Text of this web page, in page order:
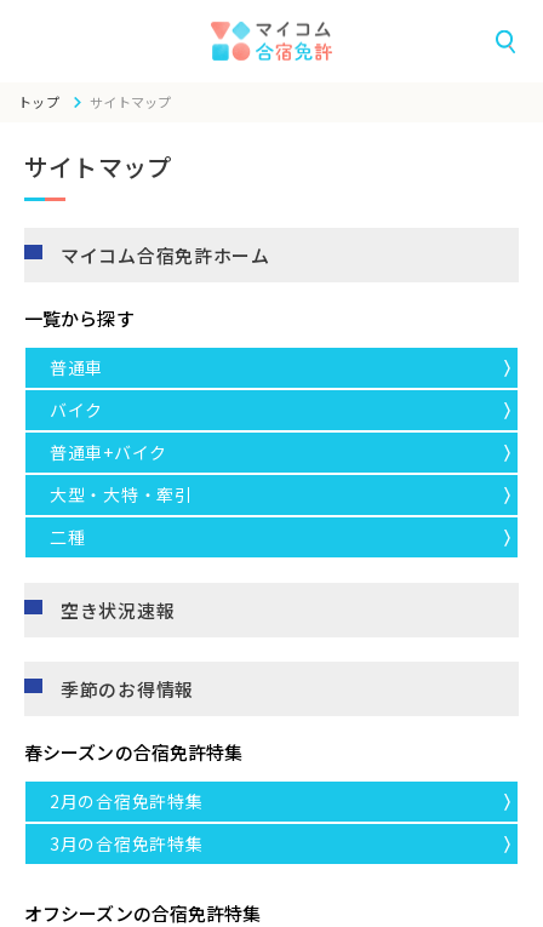
トップ サイトマップ
サイトマップ
マイコム合宿免許ホーム
一覧から探す
普通車
バイク
普通車+バイク
大型・大特・牽引
二種
空き状況速報
季節のお得情報
春シーズンの合宿免許特集
2月の合宿免許特集
3月の合宿免許特集
オフシーズンの合宿免許特集